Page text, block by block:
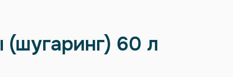
(шугаринг) 60 л